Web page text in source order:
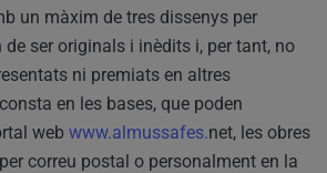
un màxim de tres dissenys per
ser originals i inèdits i, per tant, no
ni premiats en altres
en les bases, que poden
web www.almussafes.net, les obres
correu postal o personalment en la